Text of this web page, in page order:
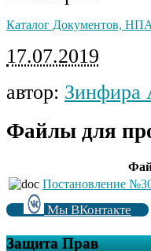
Каталог Документов, НПА
17.07.2019
автор: Зинфира
Файлы для
Постановление
Мы ВКонтакте
Защита Прав